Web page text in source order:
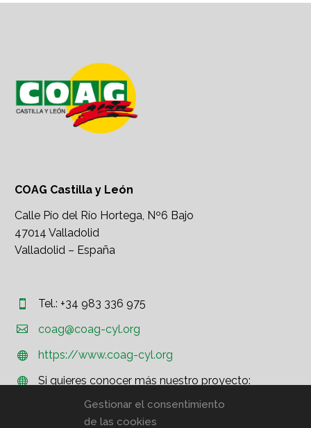
Gestionar el consentimiento
de las cookies
COAG Castilla y León
Calle Pío del Río Hortega, Nº6 Bajo
47014 Valladolid
Valladolid – España

 Tel.: +34 983 336 975

 coag@coag-cyl.org

 https://www.coag-cyl.org


Si quieres conocer más nuestro proyecto:
http://www.coag.org